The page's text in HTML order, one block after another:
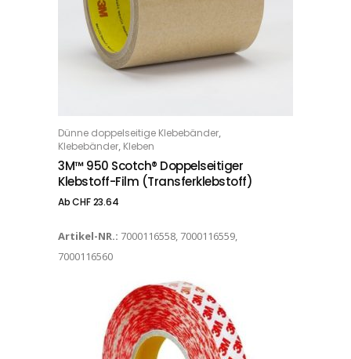
OPTIONS
Dünne doppelseitige Klebebänder,
Klebebänder, Kleben
3M™ 950 Scotch® Doppelseitiger
Klebstoff-Film (Transferklebstoff)
AbCHF23.64
Artikel-NR.: 7000116558, 7000116559,
7000116560